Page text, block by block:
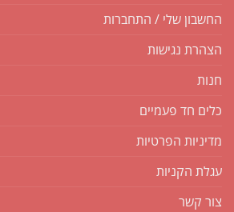
החשבון שלי / התחברות
הצהרת נגישות
חנות
כלים חד פעמיים
מדיניות הפרטיות
עגלת הקניות
צור קשר